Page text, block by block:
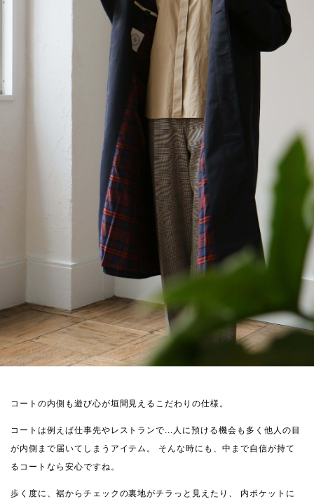
コートの内側も遊び心が垣間見えるこだわりの仕様。
コートは例えば仕事先やレストランで...人に預ける機会も多く他人の目
が内側まで届いてしまうアイテム。
そんな時にも、中まで自信が持て
るコートなら安心ですね。
歩く度に、裾からチェックの裏地がチラっと見えたり、
内ポケットに